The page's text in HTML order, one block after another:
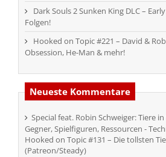
Dark Souls 2 Sunken King DLC –
Folgen!
Hooked on Topic #221 – David &
Obsession, He-Man & mehr!
Neueste Kommentare
Special feat. Robin Schweiger: Tiere
Gegner, Spielfiguren, Ressourcen -
Hooked on Topic #131 – Die tollsten
(Patreon/Steady)